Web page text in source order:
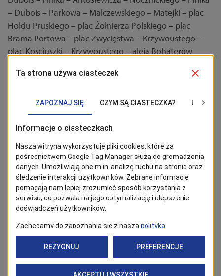
– Dubois – Parkowa – Malczewskiego – Matejki – plac
Hołdu Pruskiego – plac Żołnierza Polskiego – plac
Brama Portowa – plac Zwycięstwa – Krzywoustego –
plac Kościuszki – Krzywoustego – aleja Bohaterów
plac Szarych Szeregów – Piłsudskiego – plac
Piłsudskiego – plac Rodła – aleja Wyzwolenia – plac
Żołnierza Polskiego – aleja Niepodległości – plac Brama
Portowa – aleja Niepodległości – 3 Maja – Narutowicza
Potulicka
Na trasie obowiązywać będą przystanki:
• „Potulicka” (tor wewnętrzny),
• „Brama Portowa”,
• „Plac Żołnierza Polskiego”,
• „Brama Portowa”,
• „Plac Kościuszki”,
• „Plac Gałczyńskiego”,
• „Plac Szarych Szeregów”,